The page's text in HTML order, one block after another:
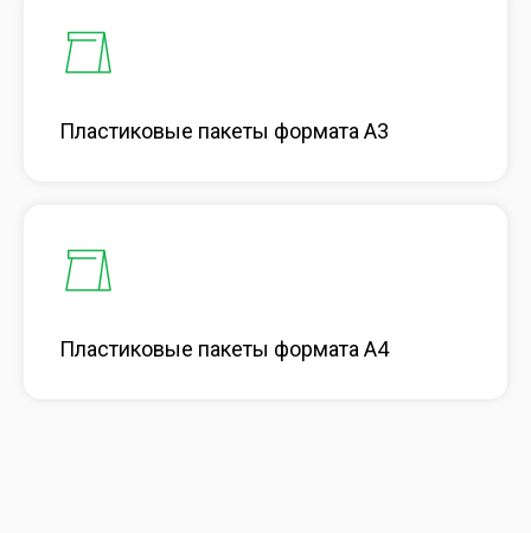
Пластиковые пакеты формата A3
Пластиковые пакеты формата A4